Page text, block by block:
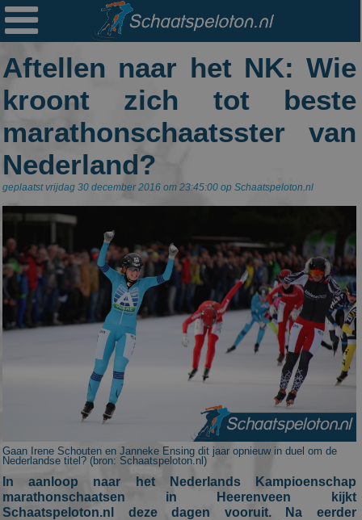

Aftellen naar het NK: Wie
kroont zich tot beste
marathonschaatsster van
Nederland?
geplaatst vrijdag 30 december 2016 om 23:45:00 op Schaatspeloton.nl
Gaan Irene Schouten en Janneke Ensing dit jaar opnieuw in duel om de
Nederlandse titel? (bron: Schaatspeloton.nl)
In aanloop naar het Nederlands Kampioenschap
marathonschaatsen in Heerenveen kijkt
Schaatspeloton.nl deze dagen vooruit. Na eerder